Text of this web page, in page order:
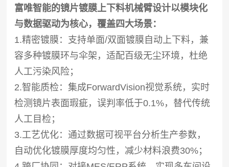
富唯智能的镜片镀膜上下料机械臂设计以模块化
与数据驱动为核心，覆盖四大场景：
1.精密镀膜：支持单面/双面镀膜自动上下料，兼
容多种镀膜环与伞架，适配百级无尘环境，杜绝
人工污染风险；
2.智能质检：集成ForwardVision视觉系统，实时
检测镜片表面瑕疵，误判率低于0.1%，替代传统
人工目检；
3.工艺优化：通过数据可视平台分析生产参数，
自动优化镀膜厚度均匀性，减少材料浪费30%；